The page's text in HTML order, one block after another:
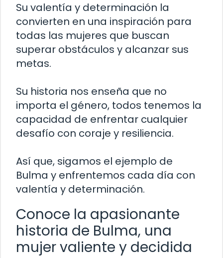
Su valentía y determinación la
convierten en una inspiración para
todas las mujeres que buscan
superar obstáculos y alcanzar sus
metas.
Su historia nos enseña que no
importa el género, todos tenemos la
capacidad de enfrentar cualquier
desafío con coraje y resiliencia.
Así que, sigamos el ejemplo de
Bulma y enfrentemos cada día con
valentía y determinación.
Conoce la apasionante
historia de Bulma, una
mujer valiente y decidida